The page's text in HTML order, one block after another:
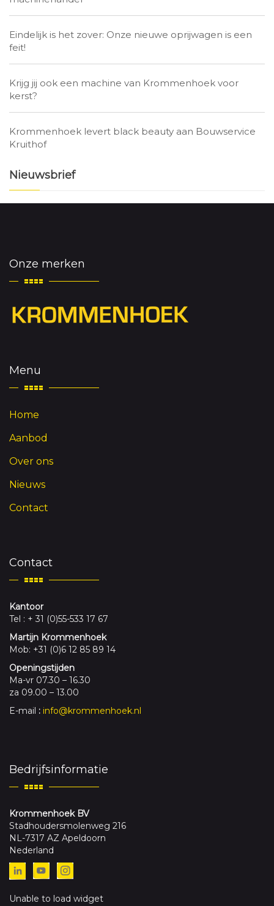
Eindelijk is het zover: Onze nieuwe oprijwagen is een
feit!
Krijg jij ook een machine van Krommenhoek voor
kerst?
Krommenhoek levert black beauty aan Bouwservice
Kruithof
Nieuwsbrief
Onze merken
Menu
Home
Aanbod
Over ons
Nieuws
Contact
Contact
Kantoor
Tel : + 31 (0)55-533 17 67
Martijn Krommenhoek
Mob: +31 (0)6 12 85 89 14
Openingstijden
Ma-vr 07.30 – 16.30
za 09.00 – 13.00
E-mail : info@krommenhoek.nl
Bedrijfsinformatie
Krommenhoek BV
Stadhoudersmolenweg 216
NL-7317 AZ Apeldoorn
Nederland
Unable to load widget